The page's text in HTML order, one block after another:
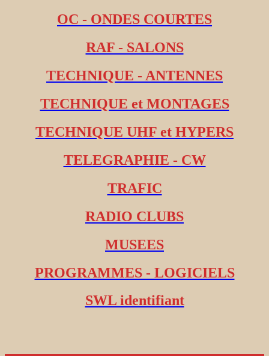
OC - ONDES COURTES
RAF - SALONS
TECHNIQUE - ANTENNES
TECHNIQUE et MONTAGES
TECHNIQUE UHF et HYPERS
TELEGRAPHIE - CW
TRAFIC
RADIO CLUBS
MUSEES
PROGRAMMES - LOGICIELS
SWL identifiant